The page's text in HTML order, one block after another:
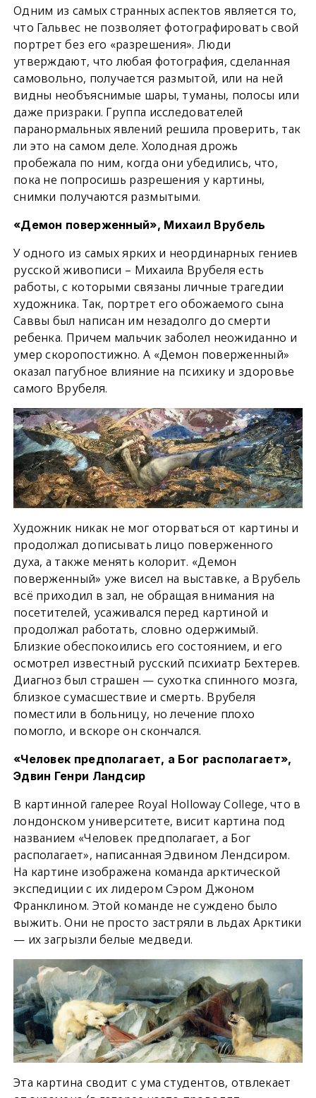
Одним из самых странных аспектов является то,
что Гальвес не позволяет фотографировать свой
портрет без его «разрешения». Люди
утверждают, что любая фотография, сделанная
самовольно, получается размытой, или на ней
видны необъяснимые шары, туманы, полосы или
даже призраки. Группа исследователей
паранормальных явлений решила проверить, так
ли это на самом деле. Холодная дрожь
пробежала по ним, когда они убедились, что,
пока не попросишь разрешения у картины,
снимки получаются размытыми.
«Демон поверженный», Михаил Врубель
У одного из самых ярких и неординарных гениев
русской живописи – Михаила Врубеля есть
работы, с которыми связаны личные трагедии
художника. Так, портрет его обожаемого сына
Саввы был написан им незадолго до смерти
ребенка. Причем мальчик заболел неожиданно и
умер скоропостижно. А «Демон поверженный»
оказал пагубное влияние на психику и здоровье
самого Врубеля.
Художник никак не мог оторваться от картины и
продолжал дописывать лицо поверженного
духа, а также менять колорит. «Демон
поверженный» уже висел на выставке, а Врубель
всё приходил в зал, не обращая внимания на
посетителей, усаживался перед картиной и
продолжал работать, словно одержимый.
Близкие обеспокоились его состоянием, и его
осмотрел известный русский психиатр Бехтерев.
Диагноз был страшен — сухотка спинного мозга,
близкое сумасшествие и смерть. Врубеля
поместили в больницу, но лечение плохо
помогло, и вскоре он скончался.
«Человек предполагает, а Бог располагает»,
Эдвин Генри Ландсир
В картинной галерее Royal Holloway College, что в
лондонском университете, висит картина под
названием «Человек предполагает, а Бог
располагает», написанная Эдвином Лендсиром.
На картине изображена команда арктической
экспедиции с их лидером Сэром Джоном
Франклином. Этой команде не суждено было
выжить. Они не просто застряли в льдах Арктики
— их загрызли белые медведи.
Эта картина сводит с ума студентов, отвлекает